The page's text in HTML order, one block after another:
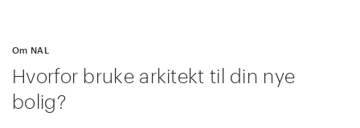
Om NAL
Hvorfor bruke arkitekt til din nye
bolig?